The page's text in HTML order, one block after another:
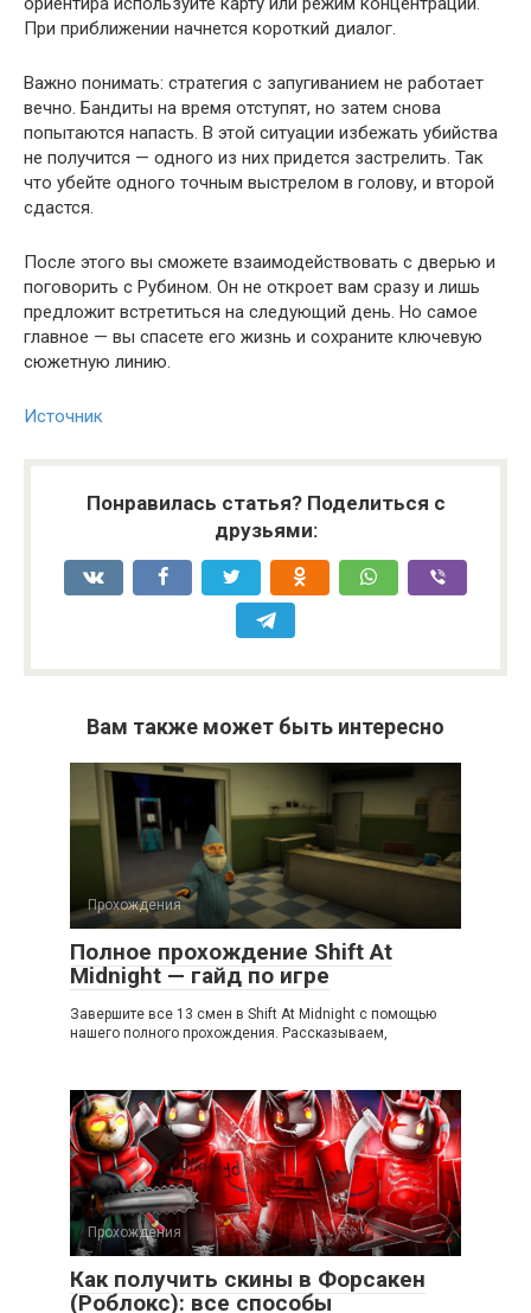
При приближении начнется короткий диалог.
Важно понимать: стратегия с запугиванием не работает
вечно. Бандиты на время отступят, но затем снова
попытаются напасть. В этой ситуации избежать убийства
не получится — одного из них придется застрелить. Так
что убейте одного точным выстрелом в голову, и второй
сдастся.
После этого вы сможете взаимодействовать с дверью и
поговорить с Рубином. Он не откроет вам сразу и лишь
предложит встретиться на следующий день. Но самое
главное — вы спасете его жизнь и сохраните ключевую
сюжетную линию.
Источник
Понравилась статья? Поделиться с
друзьями:
Вам также может быть интересно
Прохождения
Полное прохождение Shift At
Midnight — гайд по игре
Завершите все 13 смен в Shift At Midnight с помощью
нашего полного прохождения. Рассказываем,
Прохождения
Как получить скины в Форсакен
(Роблокс): все способы